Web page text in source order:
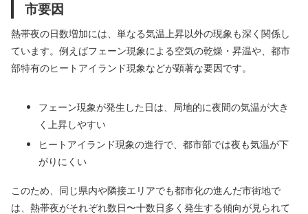
市要因
熱帯夜の日数増加には、単なる気温上昇以外の現象も深く関係し
ています。例えばフェーン現象による空気の乾燥・昇温や、都市
部特有のヒートアイランド現象などが顕著な要因です。
フェーン現象が発生した日は、局地的に夜間の気温が大き
く上昇しやすい
ヒートアイランド現象の進行で、都市部では夜も気温が下
がりにくい
このため、同じ県内や隣接エリアでも都市化の進んだ市街地で
は、熱帯夜がそれぞれ数日〜十数日多く発生する傾向が見られて